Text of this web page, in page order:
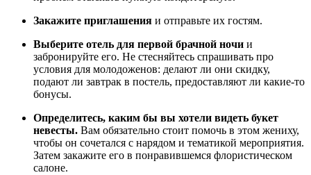
Закажите приглашения и отправьте их гостям.
Выберите отель для первой брачной ночи и
забронируйте его. Не стесняйтесь спрашивать про
условия для молодоженов: делают ли они скидку,
подают ли завтрак в постель, предоставляют ли какие-то
бонусы.
Определитесь, каким бы вы хотели видеть букет
невесты. Вам обязательно стоит помочь в этом жениху,
чтобы он сочетался с нарядом и тематикой мероприятия.
Затем закажите его в понравившемся флористическом
салоне.